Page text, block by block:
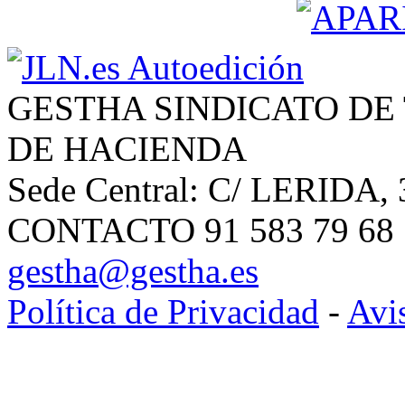
GESTHA SINDICATO
DE HACIENDA
Sede Central: C/
CONTACTO 91 583 79
gestha@gestha.es
Política de Privacidad -